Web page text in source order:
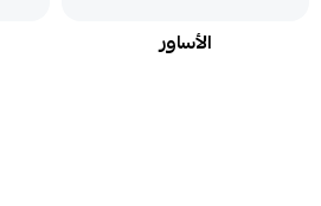
الأساور